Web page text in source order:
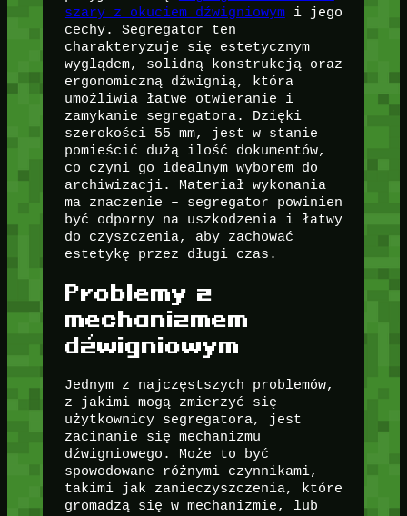
szary z okuciem dźwigniowymi jego
cechy. Segregator ten
charakteryzuje się estetycznym
wyglądem, solidną konstrukcją oraz
ergonomiczną dźwignią, która
umożliwia łatwe otwieranie i
zamykanie segregatora. Dzięki
szerokości 55 mm, jest w stanie
pomieścić dużą ilość dokumentów,
co czyni go idealnym wyborem do
archiwizacji. Materiał wykonania
ma znaczenie – segregator powinien
być odporny na uszkodzenia i łatwy
do czyszczenia, aby zachować
estetykę przez długi czas.
Problemy z
mechanizmem
dźwigniowym
Jednym z najczęstszych problemów,
z jakimi mogą zmierzyć się
użytkownicy segregatora, jest
zacinanie się mechanizmu
dźwigniowego. Może to być
spowodowane różnymi czynnikami,
takimi jak zanieczyszczenia, które
gromadzą się w mechanizmie, lub